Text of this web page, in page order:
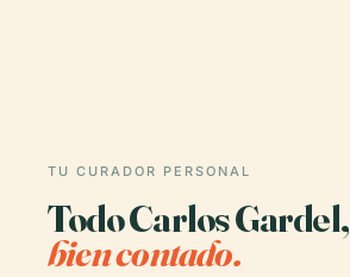
TU CURADOR PERSONAL
Todo Carlos Gardel,
bien contado.